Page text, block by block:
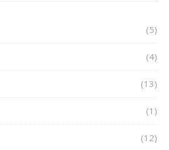
(5)
(4)
(13)
(1)
(12)